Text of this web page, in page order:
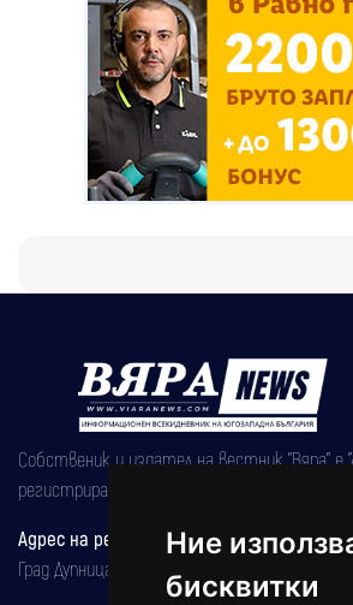
Ние
бисквитки
Собственик и издател на вестник "Вяра" е
регистрирана на 08.05.2002 година.
Адрес на редакцията
Град Дупница, ул.''Христо Ботев" 43